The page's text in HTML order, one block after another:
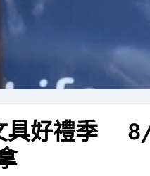
具好禮季